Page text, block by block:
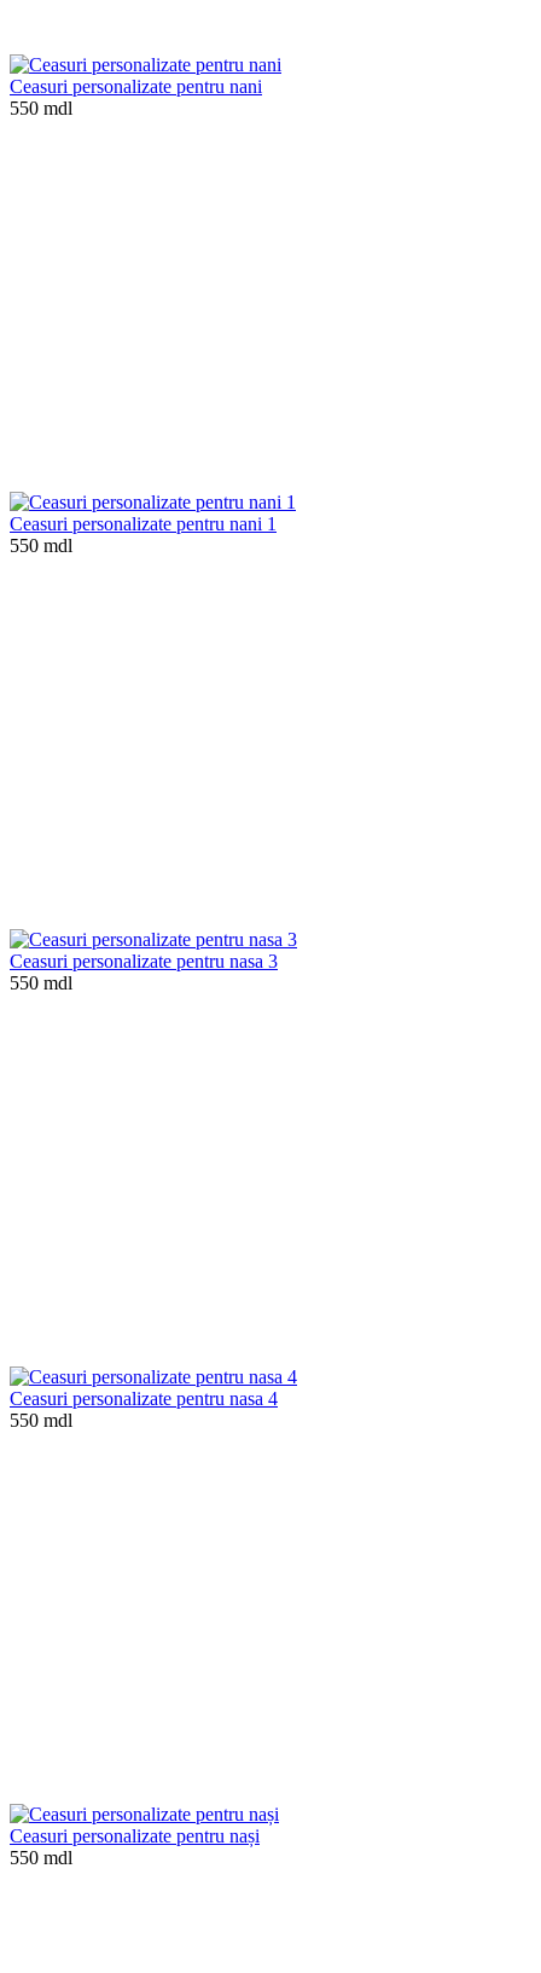
Ceasuri personalizate pentru nani
550 mdl
Ceasuri personalizate pentru nani 1
550 mdl
Ceasuri personalizate pentru nasa 3
550 mdl
Ceasuri personalizate pentru nasa 4
550 mdl
Ceasuri personalizate pentru nași
550 mdl